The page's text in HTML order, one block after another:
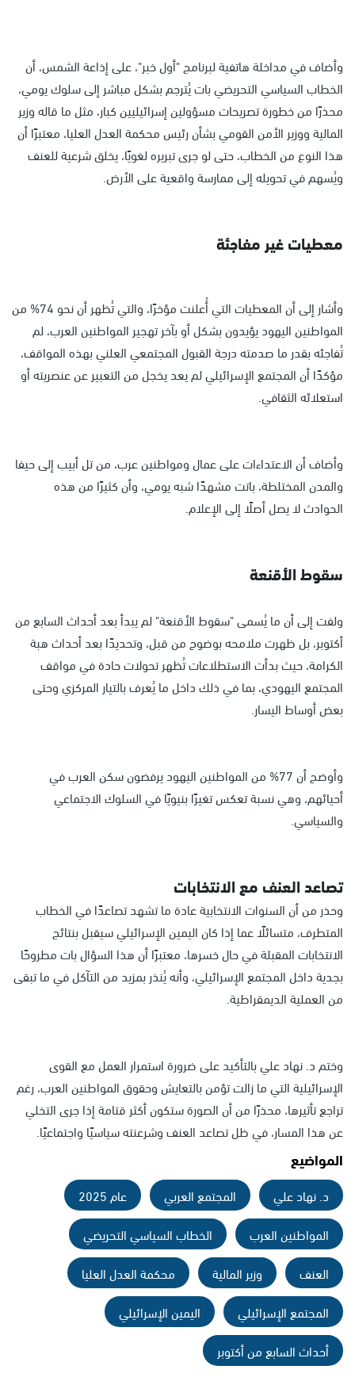
وأضاف في مداخلة هاتفية لبرنامج "أول خبر"، على إذاعة الشمس، أن
الخطاب السياسي التحريضي بات يُترجم بشكل مباشر إلى سلوك يومي،
محذرًا من خطورة تصريحات مسؤولين إسرائيليين كبار، مثل ما قاله وزير
المالية ووزير الأمن القومي بشأن رئيس محكمة العدل العليا، معتبرًا أن
هذا النوع من الخطاب، حتى لو جرى تبريره لغويًا، يخلق شرعية للعنف
ويُسهم في تحويله إلى ممارسة واقعية على الأرض.
معطيات غير مفاجئة
وأشار إلى أن المعطيات التي أُعلنت مؤخرًا، والتي تُظهر أن نحو 74% من
المواطنين اليهود يؤيدون بشكل أو بآخر تهجير المواطنين العرب، لم
تُفاجئه بقدر ما صدمته درجة القبول المجتمعي العلني بهذه المواقف،
مؤكدًا أن المجتمع الإسرائيلي لم يعد يخجل من التعبير عن عنصريته أو
استعلائه الثقافي.
وأضاف أن الاعتداءات على عمال ومواطنين عرب، من تل أبيب إلى حيفا
والمدن المختلطة، باتت مشهدًا شبه يومي، وأن كثيرًا من هذه
الحوادث لا يصل أصلًا إلى الإعلام.
سقوط الأقنعة
ولفت إلى أن ما يُسمى "سقوط الأقنعة" لم يبدأ بعد أحداث السابع من
أكتوبر، بل ظهرت ملامحه بوضوح من قبل، وتحديدًا بعد أحداث هبة
الكرامة، حيث بدأت الاستطلاعات تُظهر تحولات حادة في مواقف
المجتمع اليهودي، بما في ذلك داخل ما يُعرف بالتيار المركزي وحتى
بعض أوساط اليسار.
وأوضح أن 77% من المواطنين اليهود يرفضون سكن العرب في
أحيائهم، وهي نسبة تعكس تغيرًا بنيويًا في السلوك الاجتماعي
والسياسي.
تصاعد العنف مع الانتخابات
وحذر من أن السنوات الانتخابية عادة ما تشهد تصاعدًا في الخطاب
المتطرف، متسائلًا عما إذا كان اليمين الإسرائيلي سيقبل بنتائج
الانتخابات المقبلة في حال خسرها، معتبرًا أن هذا السؤال بات مطروحًا
بجدية داخل المجتمع الإسرائيلي، وأنه يُنذر بمزيد من التآكل في ما تبقى
من العملية الديمقراطية.
وختم د. نهاد علي بالتأكيد على ضرورة استمرار العمل مع القوى
الإسرائيلية التي ما زالت تؤمن بالتعايش وحقوق المواطنين العرب، رغم
تراجع تأثيرها، محذرًا من أن الصورة ستكون أكثر قتامة إذا جرى التخلي
عن هذا المسار، في ظل تصاعد العنف وشرعنته سياسيًا واجتماعيًا.
المواضيع
د. نهاد علي المجتمع العربي
عام 2025
المواطنين العرب
الخطاب السياسي التحريضي
العنف
وزير المالية
محكمة العدل العليا
المجتمع الإسرائيلي
اليمين الإسرائيلي
أحداث السابع من أكتوبر